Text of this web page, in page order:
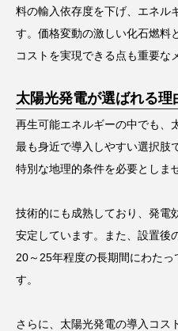
料の輸入依存度を下げ、エネル
す。価格変動の激しい化石燃料
コストを実現できる点も重要な
太陽光発電が選ばれる理
再生可能エネルギーの中でも、
最も身近で導入しやすい選択肢
特別な地理的条件を必要としま
技術的にも成熟しており、発電
安定しています。また、設置後
20～25年程度の長期間にわた
す。
さらに、太陽光発電の導入コス